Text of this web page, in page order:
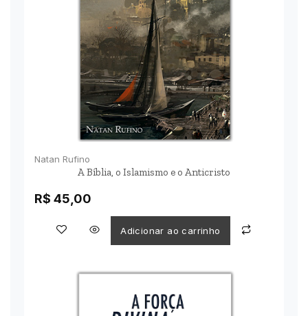
Natan Rufino
A Bíblia, o Islamismo e o Anticristo
R$ 45,00
Adicionar ao carrinho